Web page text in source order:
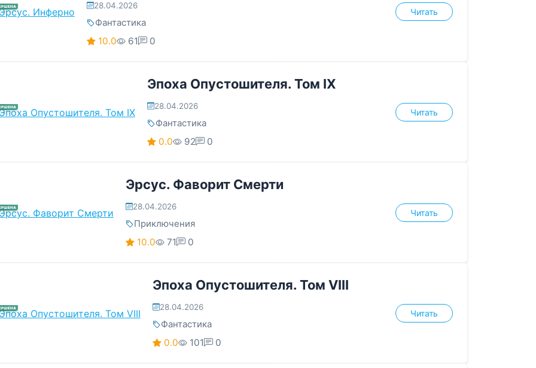
28.04.2026
Фантастика
10.0
61 0
Читать
Эпоха Опустошителя. Том IX
28.04.2026
Фантастика
0.0
92 0
Читать
Эрсус. Фаворит Смерти
28.04.2026
Приключения
10.0
71 0
Читать
Эпоха Опустошителя. Том VIII
28.04.2026
Фантастика
0.0
101 0
Читать